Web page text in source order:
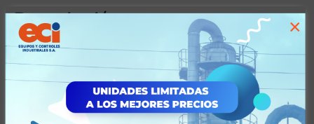
Descripción
CALIBRADOR DIGITAL SALIDA PC IP67
Ficha Técnica
×